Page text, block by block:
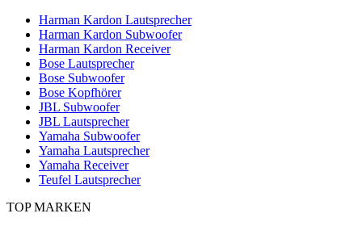
Harman Kardon Lautsprecher
Harman Kardon Subwoofer
Harman Kardon Receiver
Bose Lautsprecher
Bose Subwoofer
Bose Kopfhörer
JBL Subwoofer
JBL Lautsprecher
Yamaha Subwoofer
Yamaha Lautsprecher
Yamaha Receiver
Teufel Lautsprecher
TOP MARKEN